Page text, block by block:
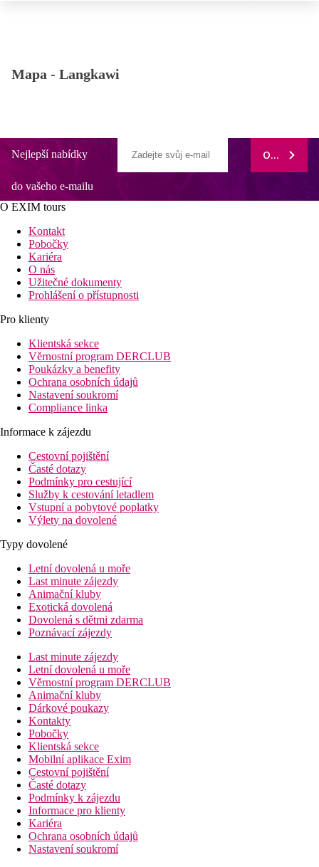
Mapa - Langkawi
Nejlepší nabídky
do vašeho e-mailu
ODEBÍRAT
O EXIM tours
Kontakt
Pobočky
Kariéra
O nás
Užitečné dokumenty
Prohlášení o přístupnosti
Pro klienty
Klientská sekce
Věrnostní program DERCLUB
Poukázky a benefity
Ochrana osobních údajů
Nastavení soukromí
Compliance linka
Informace k zájezdu
Cestovní pojištění
Časté dotazy
Podmínky pro cestující
Služby k cestování letadlem
Vstupní a pobytové poplatky
Výlety na dovolené
Typy dovolené
Letní dovolená u moře
Last minute zájezdy
Animační kluby
Exotická dovolená
Dovolená s dětmi zdarma
Poznávací zájezdy
Last minute zájezdy
Letní dovolená u moře
Věrnostní program DERCLUB
Animační kluby
Dárkové poukazy
Kontakty
Pobočky
Klientská sekce
Mobilní aplikace Exim
Cestovní pojištění
Časté dotazy
Podmínky k zájezdu
Informace pro klienty
Kariéra
Ochrana osobních údajů
Nastavení soukromí